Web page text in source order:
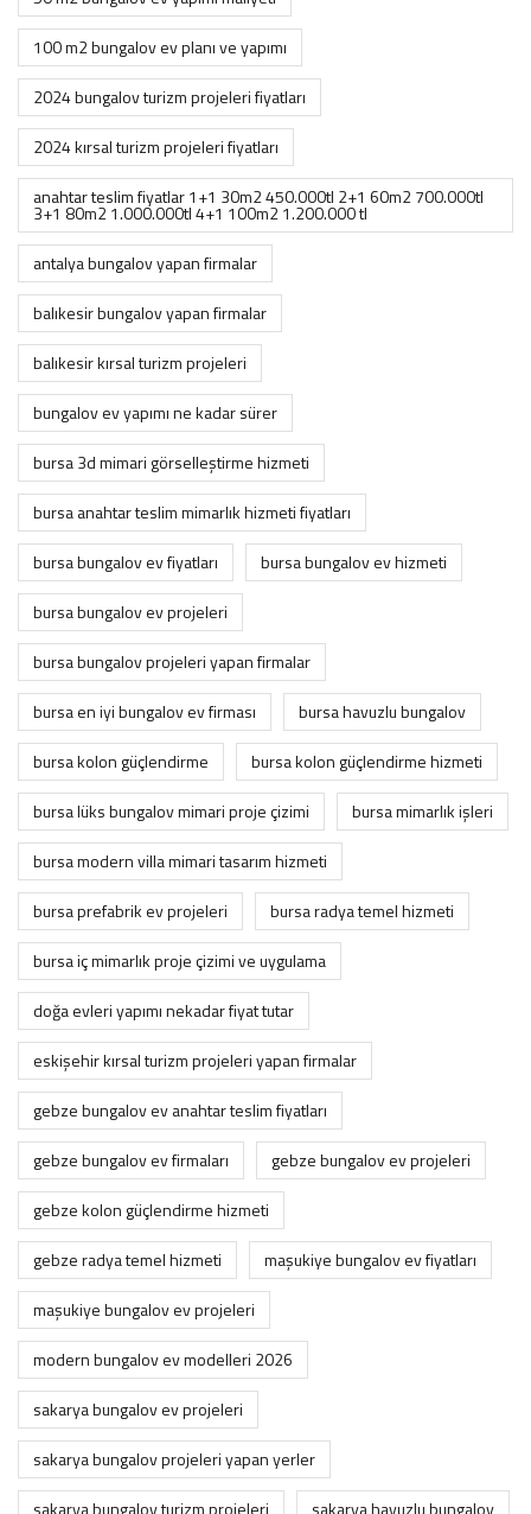
100 m2 bungalov ev planı ve yapımı
2024 bungalov turizm projeleri fiyatları
2024 kırsal turizm projeleri fiyatları
anahtar teslim fiyatlar 1+1 30m2 450.000tl 2+1 60m2 700.000tl
3+1 80m2 1.000.000tl 4+1 100m2 1.200.000 tl
antalya bungalov yapan firmalar
balıkesir bungalov yapan firmalar
balıkesir kırsal turizm projeleri
bungalov ev yapımı ne kadar sürer
bursa 3d mimari görselleştirme hizmeti
bursa anahtar teslim mimarlık hizmeti fiyatları
bursa bungalov ev fiyatları
bursa bungalov ev hizmeti
bursa bungalov ev projeleri
bursa bungalov projeleri yapan firmalar
bursa en iyi bungalov ev firması
bursa havuzlu bungalov
bursa kolon güçlendirme
bursa kolon güçlendirme hizmeti
bursa lüks bungalov mimari proje çizimi
bursa mimarlık i̇şleri
bursa modern villa mimari tasarım hizmeti
bursa prefabrik ev projeleri
bursa radya temel hizmeti
bursa i̇ç mimarlık proje çizimi ve uygulama
doğa evleri yapımı nekadar fiyat tutar
eskişehir kırsal turizm projeleri yapan firmalar
gebze bungalov ev anahtar teslim fiyatları
gebze bungalov ev firmaları
gebze bungalov ev projeleri
gebze kolon güçlendirme hizmeti
gebze radya temel hizmeti
maşukiye bungalov ev fiyatları
maşukiye bungalov ev projeleri
modern bungalov ev modelleri 2026
sakarya bungalov ev projeleri
sakarya bungalov projeleri yapan yerler
sakarya bungalov turizm projeleri
sakarya havuzlu bungalov